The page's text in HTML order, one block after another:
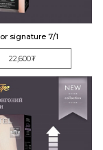
signature 7/1
22,600₮